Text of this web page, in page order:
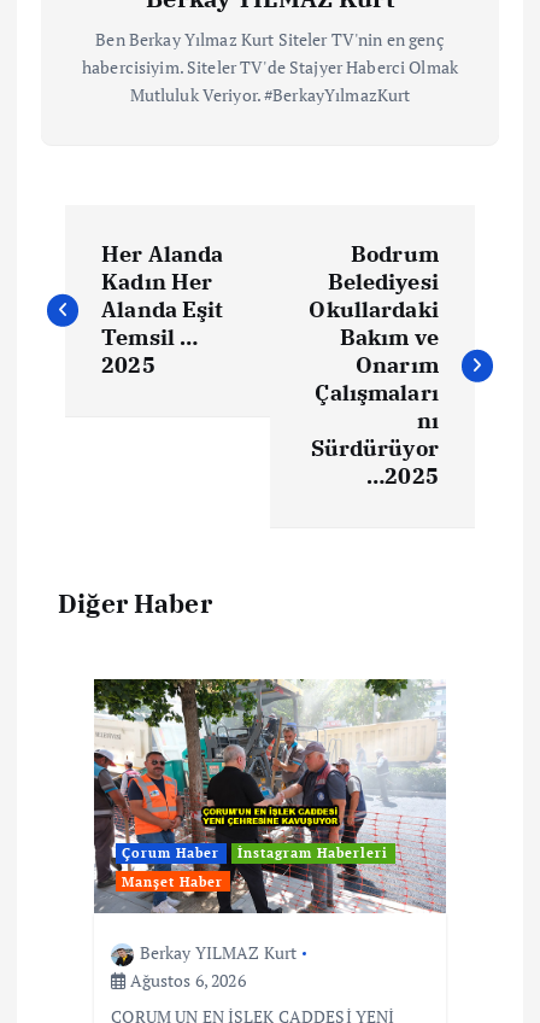
Ben Berkay Yılmaz Kurt Siteler TV'nin en genç
habercisiyim. Siteler TV'de Stajyer Haberci Olmak
Mutluluk Veriyor. #BerkayYılmazKurt
Her Alanda
Kadın Her
Alanda Eşit
Temsil …
2025
Bodrum
Belediyesi
Okullardaki
Bakım ve
Onarım
Çalışmaları
nı
Sürdürüyor
…2025
Diğer Haber
Çorum Haber
İnstagram Haberleri
Manşet Haber
Berkay YILMAZ Kurt
Ağustos 6, 2026
ÇORUM UN EN İŞLEK CADDESİ YENİ